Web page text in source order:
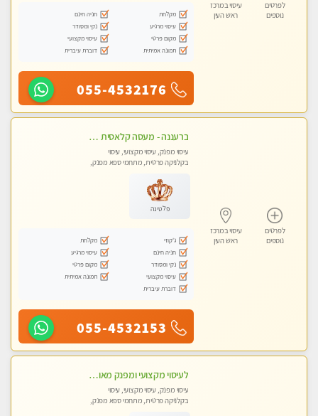
לפרטים
נוספים
עיסוי במרכז
ראש העין
מקלחת
חניה חינם
עיסוי מרגיע
נקי ומסודר
מקום פרטי
עיסוי מקצועי
תמונה אמיתית
דוברת עיברית
055-4532176
לפרטים
נוספים
עיסוי במרכז
ראש העין
ברעננה - מעסה קלאסית מפנקת ומקצועית. highly recommended..new in the city
עיסוי מפנק, עיסוי מקצועי, עיסוי
בקלניקה פרטית, מתחמי ספא מפנק,
פלטינה
ג'קוזי
מקלחת
חניה חינם
עיסוי מרגיע
נקי ומסודר
מקום פרטי
עיסוי מקצועי
תמונה אמיתית
דוברת עיברית
055-4532153
לעיסוי מקצועי ומפנק מאוד. לחוויה מרגיעה ומפנקת .מומלץ מאוד !!! בכפר -סבא
עיסוי מפנק, עיסוי מקצועי, עיסוי
בקלניקה פרטית, מתחמי ספא מפנק,